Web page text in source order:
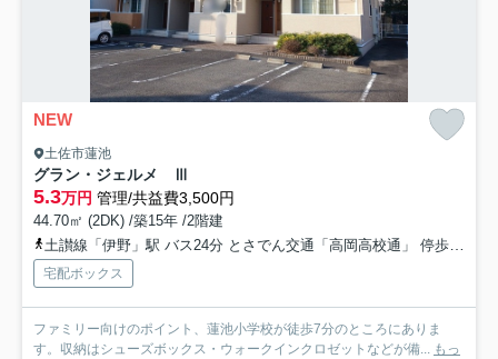
NEW
土佐市蓮池
グラン・ジェルメ Ⅲ
5.3万円 管理/共益費3,500円
44.70㎡ (2DK) /築15年 /2階建
土讃線「伊野」駅 バス24分 とさでん交通「高岡高校通」 停歩9分
宅配ボックス
ファミリー向けのポイント、蓮池小学校が徒歩7分のところにありま
す。収納はシューズボックス・ウォークインクロゼットなどが備... もっ